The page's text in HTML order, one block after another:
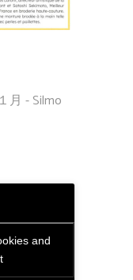
月 - Silmo
and